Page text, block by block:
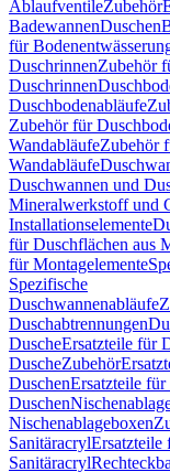
AblaufventileZubehör
BadewannenDuschen
für
DuschrinnenZubehör
Duschrinnen
Duschbodenabläufe
Zubehör für
WandabläufeZubehör
Wandabläufe
Duschwannen und
Mineralwerkstoff und
Installationselemente
für Duschflächen aus
für Montagelemente
Spezifische
Duschwannenabläufe
Duschabtrennungen
DuscheErsatzteile für
DuscheZubehör
DuschenErsatzteile
Duschen
Nischenablageboxen
SanitäracrylErsatzteile
Sanitäracryl